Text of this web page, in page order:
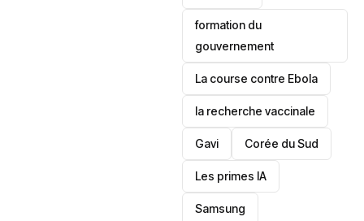
formation du
gouvernement
La course contre Ebola
la recherche vaccinale
Gavi ‎Corée du Sud
Les primes IA
Samsung